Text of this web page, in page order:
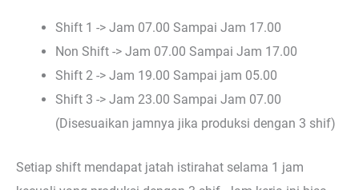
Shift 1 -> Jam 07.00 Sampai Jam 17.00
Non Shift -> Jam 07.00 Sampai Jam 17.00
Shift 2 -> Jam 19.00 Sampai jam 05.00
Shift 3 -> Jam 23.00 Sampai Jam 07.00
(Disesuaikan jamnya jika produksi dengan 3 shif)
Setiap shift mendapat jatah istirahat selama 1 jam